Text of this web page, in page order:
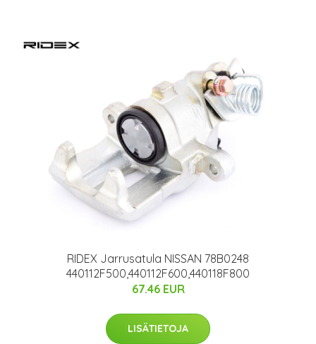
RIDEX Jarrusatula NISSAN 78B0248
440112F500,440112F600,440118F800
67.46 EUR
LISÄTIETOJA